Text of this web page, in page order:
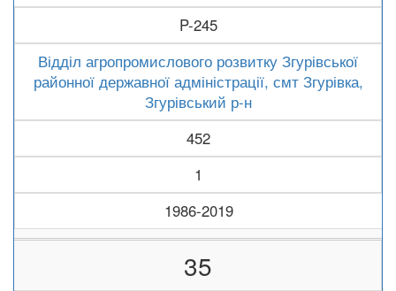
P-245
Відділ агропромислового розвитку Згурівської
районної державної адміністрації, смт Згурівка,
Згурівський р-н
452
1
1986-2019
35